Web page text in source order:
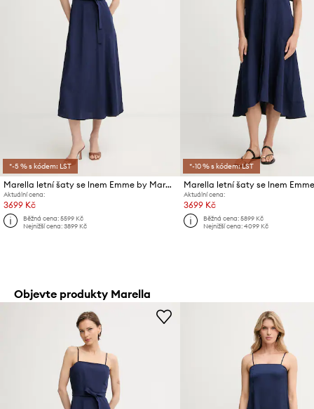
*-5 % s kódem: LST
Marella letní šaty se lnem Emme by Marella
Aktuální cena:
3699 Kč
Běžná cena:5599 Kč
Nejnižší cena:3899 Kč
*-10 % s kódem: LST
Aktuální cena:
3699 Kč
Běžná cena:5899 Kč
Nejnižší cena:4099 Kč
Objevte produkty Marella